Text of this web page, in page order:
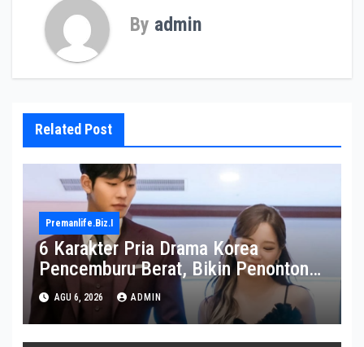
By admin
Related Post
Premanlife.biz.i
6 Karakter Pria Drama Korea
Pencemburu Berat, Bikin Penonton
Gemas
AGU 6, 2026 ADMIN